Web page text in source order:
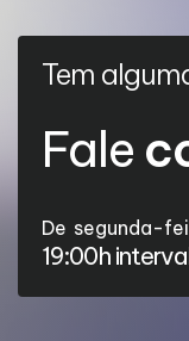
Tem
Fale
De segunda-
19:00h